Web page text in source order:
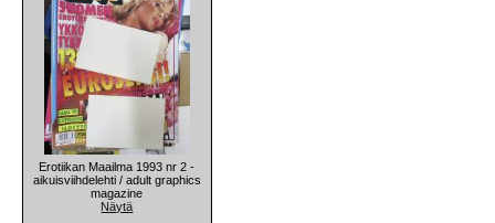
Erotiikan Maailma 1993 nr 2 -
aikuisviihdelehti / adult graphics
magazine
Näytä